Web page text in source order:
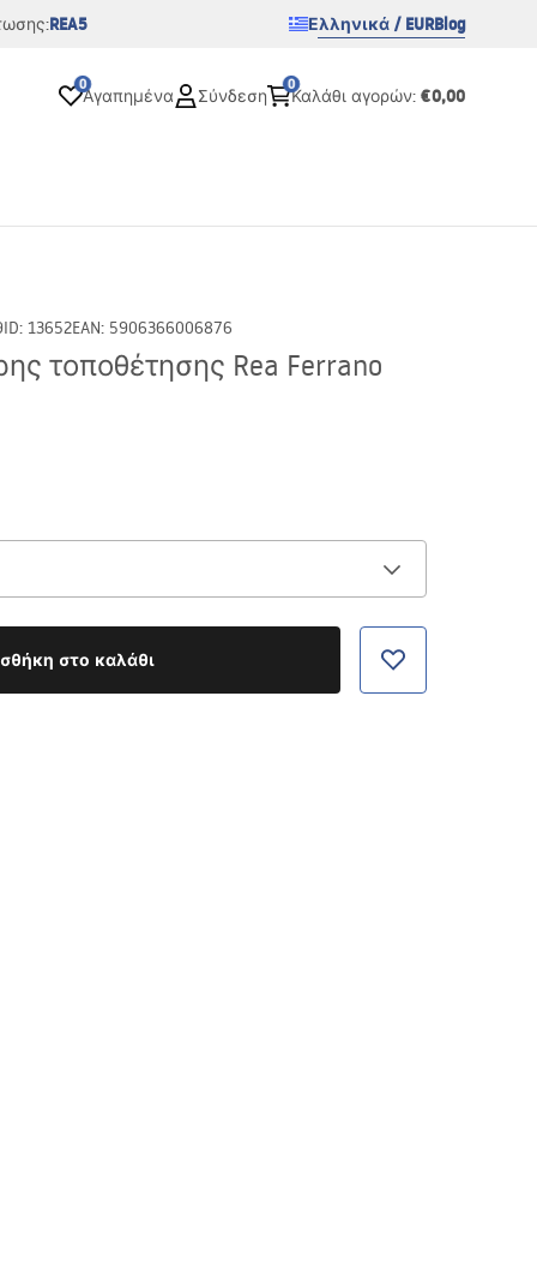
REA5 Ελληνικά / EURBlog
0
Αγαπημένα Σύνδεση
0
Καλάθι αγορών: €0,00
ID: 13652EAN: 5906366006876
τοποθέτησης Rea Ferrano
στο καλάθι